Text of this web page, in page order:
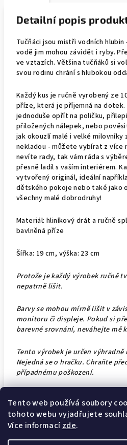
Tento web používá soubory
tohoto webu vyjadřujete
Více informacízde.
Detailní popis
Tučňáci jsou mistři vodních
vodě jim mohou závidět i ryby.
ve vztazích. Většina tučňáků si
svou rodinu chrání s hlubokou
Každý kus je ručně vyrobený ze
příze, která je příjemná na
jednoduše opřít na poličku,
přiložených nálepek, nebo
jak okouzlí malé i velké
nekladou - můžete vybírat z více
nevíte rady, tak vám ráda s
přesně ladil s vaším interiérem.
vytvořený originál, ideální
dětského pokoje nebo také jako
všechny malé dobrodruhy!
Materiál: hliníkový drát a ručně
bavlněná příze
Šířka: 19 cm, výška: 23 cm
Protože je každý výrobek ručně
nepatrně lišit.
Barvy se mohou mírně lišit v
monitoru či displeje. Pokud si
barevné srovnání, neváhejte mě
Tento výrobek je určen
Nejedná se o hračku. Chraňte
případnému poškození.